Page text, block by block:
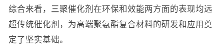
综合来看，三聚催化剂在环保和效能两方面的表现均远
超传统催化剂，为高端聚氨酯复合材料的研发和应用奠
定了坚实基础。